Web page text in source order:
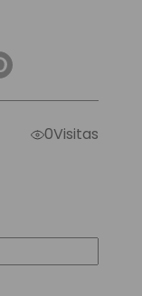
0Visitas